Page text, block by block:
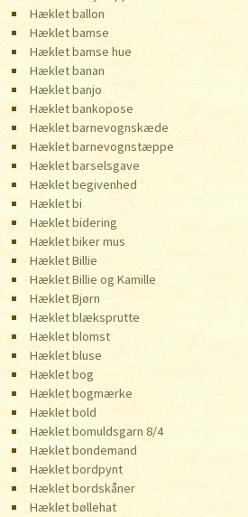
Hæklet ballon
Hæklet bamse
Hæklet bamse hue
Hæklet banan
Hæklet banjo
Hæklet bankopose
Hæklet barnevognskæde
Hæklet barnevognstæppe
Hæklet barselsgave
Hæklet begivenhed
Hæklet bi
Hæklet bidering
Hæklet biker mus
Hæklet Billie
Hæklet Billie og Kamille
Hæklet Bjørn
Hæklet blæksprutte
Hæklet blomst
Hæklet bluse
Hæklet bog
Hæklet bogmærke
Hæklet bold
Hæklet bomuldsgarn 8/4
Hæklet bondemand
Hæklet bordpynt
Hæklet bordskåner
Hæklet bøllehat